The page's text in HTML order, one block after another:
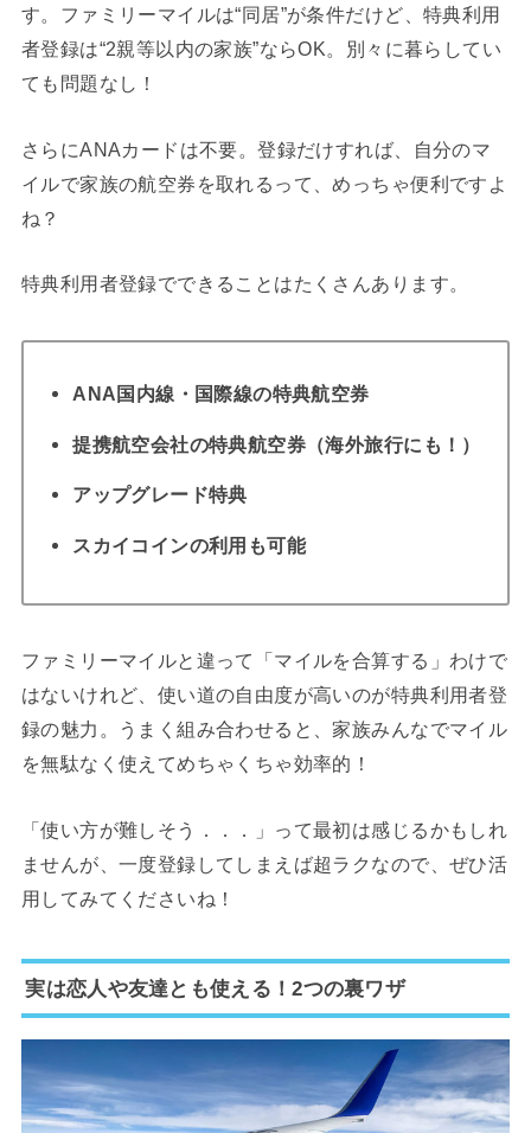
す。ファミリーマイルは“同居”が条件だけど、特典利用
者登録は“2親等以内の家族”ならOK。別々に暮らしてい
ても問題なし！
さらにANAカードは不要。登録だけすれば、自分のマ
イルで家族の航空券を取れるって、めっちゃ便利ですよ
ね？
特典利用者登録でできることはたくさんあります。
ANA国内線・国際線の特典航空券
提携航空会社の特典航空券（海外旅行にも！）
アップグレード特典
スカイコインの利用も可能
ファミリーマイルと違って「マイルを合算する」わけで
はないけれど、使い道の自由度が高いのが特典利用者登
録の魅力。うまく組み合わせると、家族みんなでマイル
を無駄なく使えてめちゃくちゃ効率的！
「使い方が難しそう．．．」って最初は感じるかもしれ
ませんが、一度登録してしまえば超ラクなので、ぜひ活
用してみてくださいね！
実は恋人や友達とも使える！2つの裏ワザ